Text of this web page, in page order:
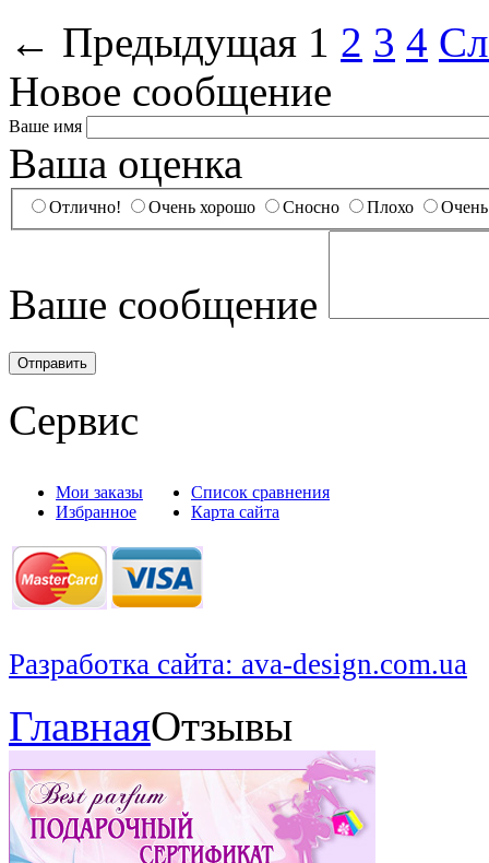
← Предыдущая 1 2 3 4
Новое сообщение
Ваше имя
Ваша оценка
Отлично! Очень хорошо Сносно Плохо
Ваше сообщение
Сервис
Мои заказы
Избранное
Список сравнения
Карта сайта
Разработка сайта: ava-design.com.ua
ГлавнаяОтзывы